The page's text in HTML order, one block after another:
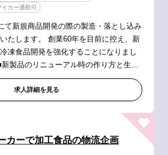
イカー通勤可
て新規商品開発の際の製造・落とし込み
たします。 創業60年を目前に控え、新
凍食品開発を強化することになりまし
投資関係の取りまとめ ■若手スタッフ
求人詳細を見る
カーで加工食品の物流企画